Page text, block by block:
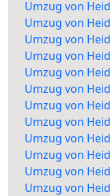
Umzug von
Umzug von
Umzug von
Umzug von
Umzug von
Umzug von
Umzug von
Umzug von
Umzug von
Umzug von
Umzug von
Umzug von